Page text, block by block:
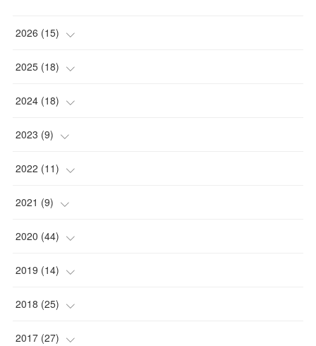
2026 (15)
(1)
(2)
(2
( 2)
(2
2025 (18)
(2)
(2
( 2)
(2
( 2)
2024 (18)
(2
( 2)
(2
( 2)
( 2)
2023 (9)
( 2)
(2
(1)
( 1)
(3)
2022 (11)
(2
(1)
( 2)
(1)
(2)
2021 (9)
(1)
(1)
(2)
(1)
2020 (44)
(1)
(3)
(5)
2019 (14)
(1)
(1)
2018 (25)
(1)
2017 (27)